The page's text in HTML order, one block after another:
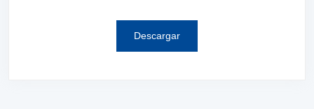
Descargar